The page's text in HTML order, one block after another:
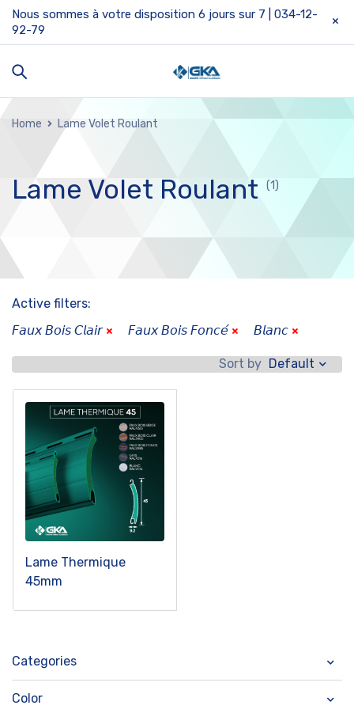
Nous sommes à votre disposition 6 jours sur 7 | 034-12-
92-79
Home Lame Volet Roulant
Lame Volet Roulant (1)
Categories
Color
Active filters:
𝘍𝘢𝘶𝘹 𝘉𝘰𝘪𝘴 𝘊𝘭𝘢𝘪𝘳
𝘍𝘢𝘶𝘹 𝘉𝘰𝘪𝘴 𝘍𝘰𝘯𝘤𝘦́ 𝘉𝘭𝘢𝘯𝘤
Sort by Default
Lame Thermique
45mm